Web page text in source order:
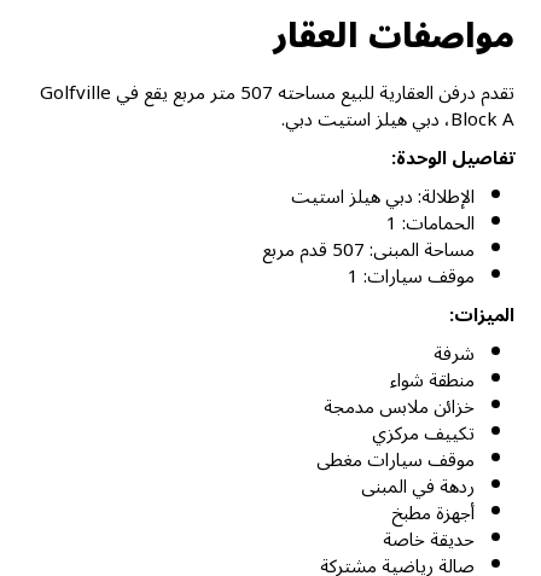
مواصفات العقار
تقدم درفن العقارية للبيع مساحته 507 متر مربع يقع في Golfville
Block A، دبي هيلز استيت دبي.
تفاصيل الوحدة:
الإطلالة: دبي هيلز استيت
الحمامات: 1
مساحة المبنى: 507 قدم مربع
موقف سيارات: 1
الميزات:
شرفة
منطقة شواء
خزائن ملابس مدمجة
تكييف مركزي
موقف سيارات مغطى
ردهة في المبنى
أجهزة مطبخ
حديقة خاصة
صالة رياضية مشتركة